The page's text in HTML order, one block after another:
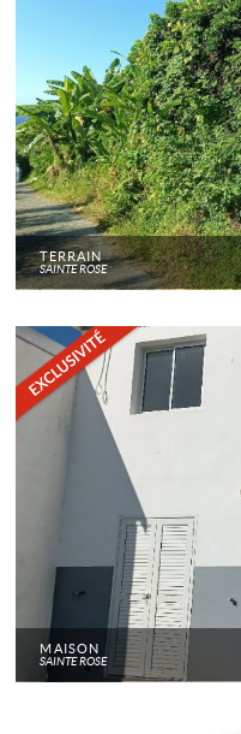
TERRAIN
SAINTE ROSE
MAISON
SAINTE ROSE